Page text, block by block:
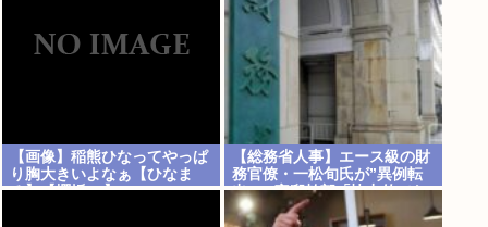
【画像】稲熊ひなってやっぱ
り胸大きいよなぁ【ひなま
る】【櫻坂46】
【総務省人事】エース級の財
務官僚・一松旬氏が”異例転
出”へ 官邸幹部「協力的でな
かったから」